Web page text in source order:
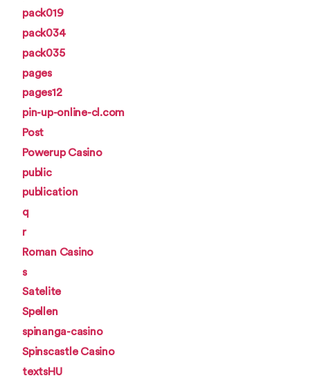
pack019
pack034
pack035
pages
pages12
pin-up-online-cl.com
Post
Powerup Casino
public
publication
q
r
Roman Casino
s
Satelite
Spellen
spinanga-casino
Spinscastle Casino
textsHU